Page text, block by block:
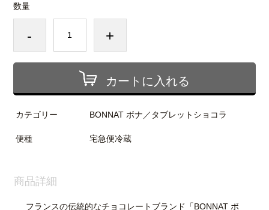
数量
- +
カートに入れる
カテゴリー BONNAT ボナ／タブレットショコラ
便種 宅急便冷蔵
商品詳細
フランスの伝統的なチョコレートブランド「BONNAT ボ